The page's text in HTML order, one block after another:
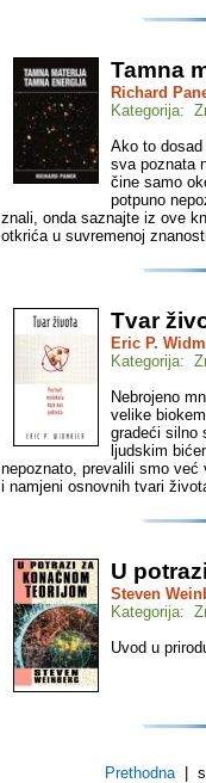
Tamna
Richard
Kategorija:
Ako to
sva poznata
čine samo
potpuno
znali, onda saznajte iz ove
otkrića u suvremenoj
Tvar
Eric P.
Kategorija:
Nebrojeno
velike
gradeći silno
ljudskim
nepoznato, prevalili smo već
i namjeni osnovnih tvari
U
Steven
Kategorija:
Uvod u
Prethodna|